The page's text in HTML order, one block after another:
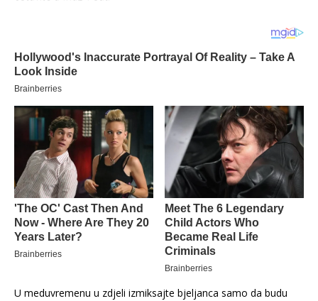
U meduvremenu u zdjeli izmiksajte bjeljanca samo da budu